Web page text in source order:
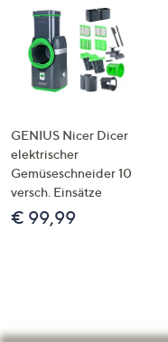
GENIUS Nicer Dicer
elektrischer
Gemüseschneider 10
versch. Einsätze
€ 99,99